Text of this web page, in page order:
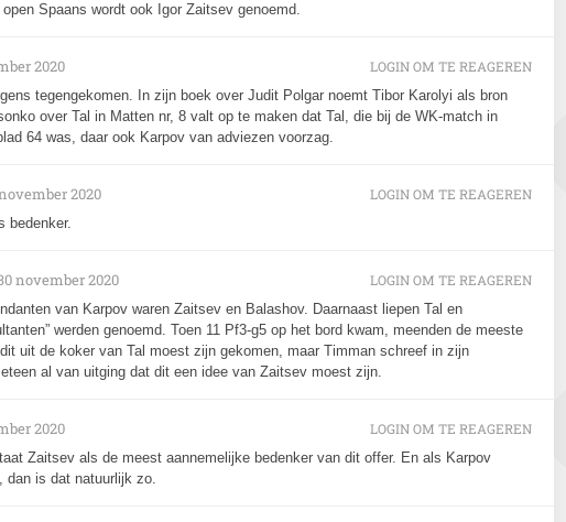
Spaans wordt ook Igor Zaitsev genoemd.
2020
tegengekomen. In zijn boek over Judit Polgar noemt Tibor Karolyi als bron
over Tal in Matten nr, 8 valt op te maken dat Tal, die bij de WK-match in
64 was, daar ook Karpov van adviezen voorzag.
LOGIN OM TE REAGEREN
2020
bedenker.
LOGIN OM TE REAGEREN
november 2020
van Karpov waren Zaitsev en Balashov. Daarnaast liepen Tal en
werden genoemd. Toen 11 Pf3-g5 op het bord kwam, meenden de meeste
uit de koker van Tal moest zijn gekomen, maar Timman schreef in zijn
al van uitging dat dit een idee van Zaitsev moest zijn.
LOGIN OM TE REAGEREN
2020
Zaitsev als de meest aannemelijke bedenker van dit offer. En als Karpov
dan is dat natuurlijk zo.
LOGIN OM TE REAGEREN